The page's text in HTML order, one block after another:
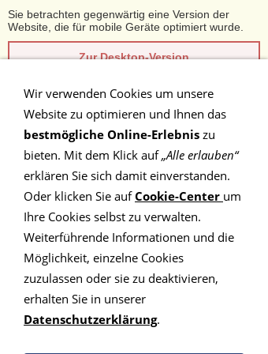
Sie betrachten gegenwärtig eine Version der
Website, die für mobile Geräte optimiert wurde.
Zur Desktop-Version
Hinweis nicht mehr anzeigen
Navigation einblenden
PLZ-Gebiet 5
Finden Sie hier Ihren Paar-
und Familientherapeuten
im Postleitzahlengebiet 5
Wir verwenden Cookies um unsere
Website zu optimieren und Ihnen das
bestmögliche Online-Erlebnis zu
bieten. Mit dem Klick auf„Alle erlauben“
erklären Sie sich damit einverstanden.
Oder klicken Sie aufCookie-Center um
Ihre Cookies selbst zu verwalten.
Weiterführende Informationen und die
Möglichkeit, einzelne Cookies
zuzulassen oder sie zu deaktivieren,
erhalten Sie in unserer
Datenschutzerklärung.